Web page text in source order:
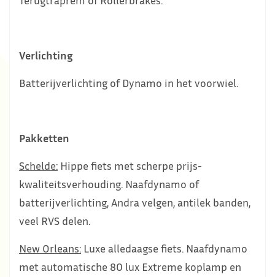
Verlichting
Batterijverlichting of Dynamo in het voorwiel.
Pakketten
Schelde: Hippe fiets met scherpe prijs-
kwaliteitsverhouding. Naafdynamo of
batterijverlichting, Andra velgen, antilek banden,
veel RVS delen.
New Orleans: Luxe alledaagse fiets. Naafdynamo
met automatische 80 lux Extreme koplamp en